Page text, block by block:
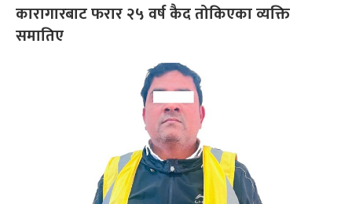
कारागारबाट फरार २५ वर्ष कैद तोकिएका व्यक्ति
समातिए